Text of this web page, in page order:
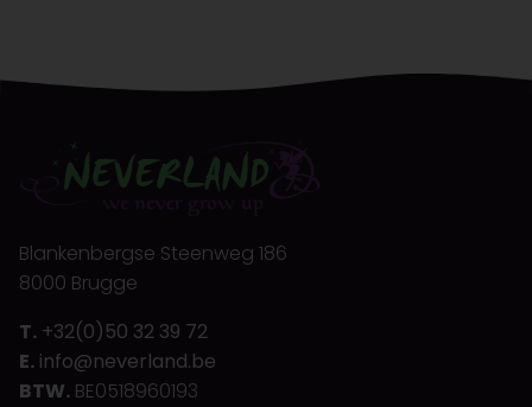
Blankenbergse Steenweg 186
8000 Brugge
T. +32(0)50 32 39 72
E. info@neverland.be
BTW. BE0518960193